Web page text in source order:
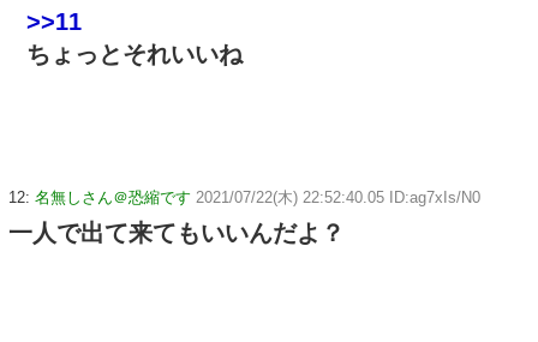
>>11
ちょっとそれいいね
12: 名無しさん＠恐縮です 2021/07/22(木) 22:52:40.05 ID:ag7xIs/N0
一人で出て来てもいいんだよ？